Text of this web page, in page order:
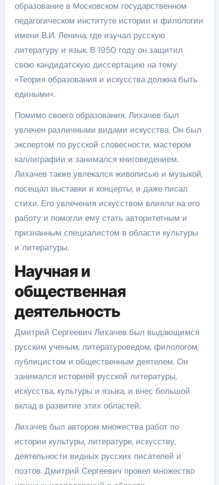
образование в Московском государственном
педагогическом институте истории и филологии
имени В.И. Ленина, где изучал русскую
литературу и язык. В 1950 году он защитил
свою кандидатскую диссертацию на тему
«Теория образования и искусства должна быть
едиными».
Помимо своего образования, Лихачев был
увлечен различными видами искусства. Он был
экспертом по русской словесности, мастером
каллиграфии и занимался книговедением.
Лихачев также увлекался живописью и музыкой,
посещал выставки и концерты, и даже писал
стихи. Его увлечения искусством влияли на его
работу и помогли ему стать авторитетным и
признанным специалистом в области культуры
и литературы.
Научная и
общественная
деятельность
Дмитрий Сергеевич Лихачев был выдающимся
русским ученым, литературоведом, филологом,
публицистом и общественным деятелем. Он
занимался историей русской литературы,
искусства, культуры и языка, и внес большой
вклад в развитие этих областей.
Лихачев был автором множества работ по
истории культуры, литературе, искусству,
деятельности видных русских писателей и
поэтов. Дмитрий Сергеевич провел множество